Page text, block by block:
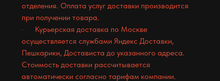
отделения. Оплата услуг доставки производится
при получении товара.
· Курьерская доставка по Москве
осуществляется службами Яндекс Доставки,
Пешкарики, Достависта до указанного адреса.
Стоимость доставки рассчитывается
автоматически согласно тарифам компании.